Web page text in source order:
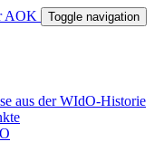
Toggle navigation
aus der WIdO-Historie